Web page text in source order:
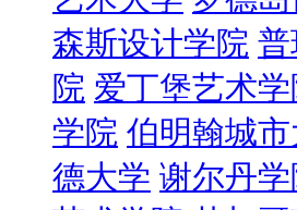
森斯设计学院
院 爱丁堡艺术学
学院 伯明翰城
德大学 谢尔丹学